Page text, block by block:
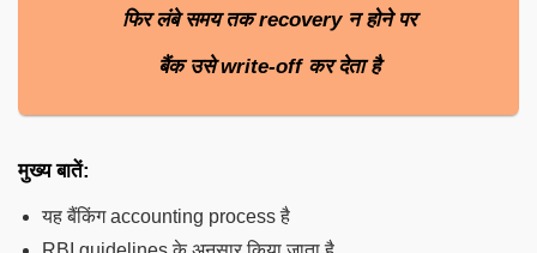
फिर लंबे समय तक recovery न होने पर
बैंक उसे write-off कर देता है
मुख्य बातें:
यह बैंकिंग accounting process है